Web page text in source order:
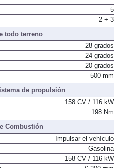
5
2 + 3
todo terreno
28 grados
24 grados
20 grados
500 mm
de propulsión
158 CV / 116 kW
198 Nm
Combustión
Impulsar el vehículo
Gasolina
158 CV / 116 kW